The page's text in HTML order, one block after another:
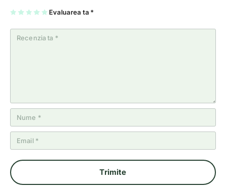
Evaluarea ta *
U
n
2
5
st
el
3
5
st
el
4
5
st
el
5
5
st
el